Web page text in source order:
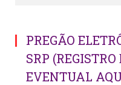
PREGÃO
SRP
EVENTUAL